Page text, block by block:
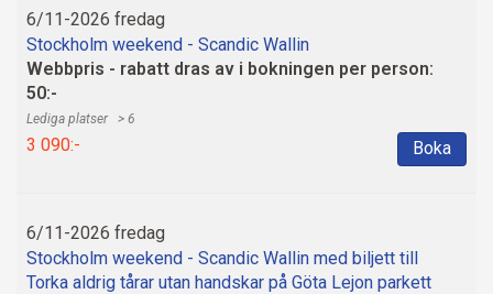
6/11-2026 fredag
Stockholm weekend - Scandic Wallin
Webbpris - rabatt dras av i bokningen per person:
50:-
> 6
3 090:- Boka
6/11-2026 fredag
Stockholm weekend - Scandic Wallin med biljett till
Torka aldrig tårar utan handskar på Göta Lejon parkett